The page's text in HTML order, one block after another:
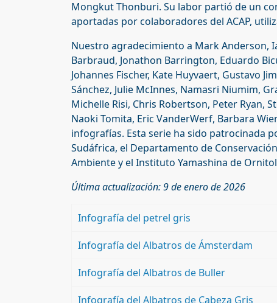
Mongkut Thonburi. Su labor partió de un
aportadas por colaboradores del ACAP,
Nuestro agradecimiento a Mark Anderson,
Barbraud, Jonathon Barrington, Eduardo
Johannes Fischer, Kate Huyvaert, Gustavo
Sánchez, Julie McInnes, Namasri Niumim,
Michelle Risi, Chris Robertson, Peter Ryan,
Naoki Tomita, Eric VanderWerf, Barbara
infografías. Esta serie ha sido patrocinada
Sudáfrica, el Departamento de
Ambiente y el Instituto Yamashina de
Última actualización: 9 de enero de 2026
Infografía del petrel gris
Infografía del Albatros de Ámsterdam
Infografía del Albatros de Buller
Infografía del Albatros de Cabeza Gris